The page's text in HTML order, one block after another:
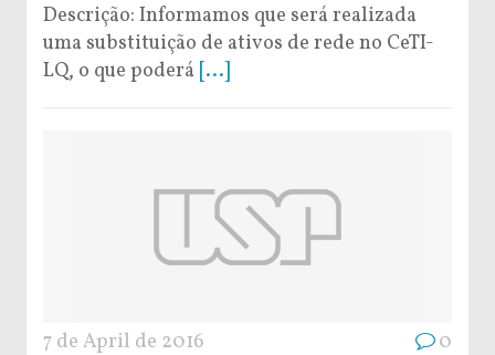
Descrição: Informamos que será realizada
uma substituição de ativos de rede no CeTI-
LQ, o que poderá [...]
7 de April de 2016 0